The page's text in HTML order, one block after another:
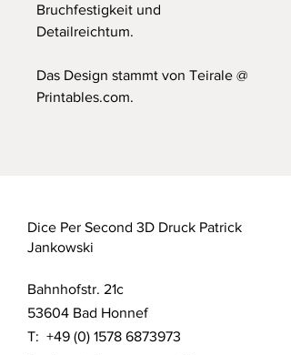
Bruchfestigkeit und
Detailreichtum.
Das Design stammt von Teirale @
Printables.com.
Dice Per Second 3D Druck Patrick
Jankowski
Bahnhofstr. 21c
53604 Bad Honnef
T: +49 (0) 1578 6873973